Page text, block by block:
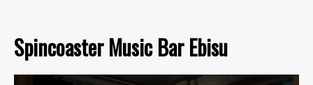
Spincoaster Music Bar Ebisu